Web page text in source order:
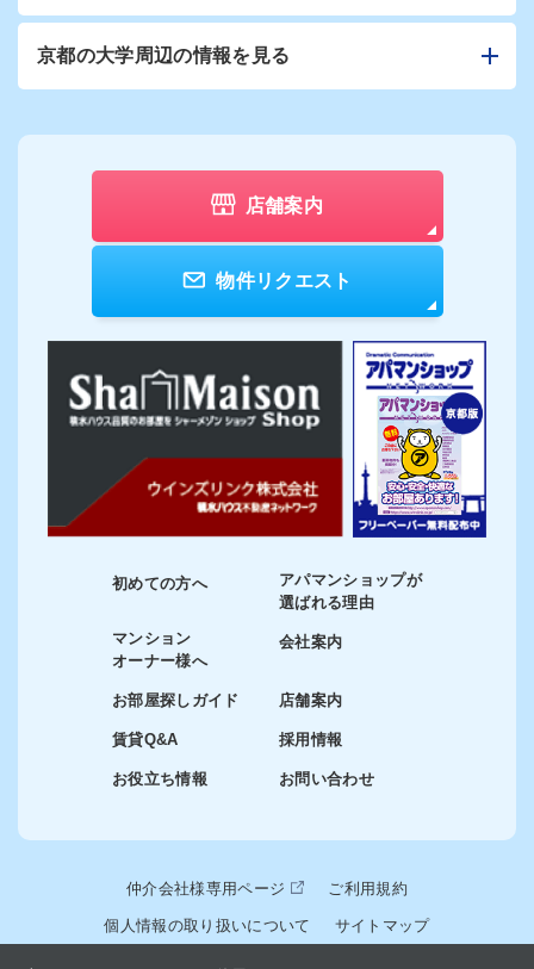
京都の大学周辺の情報を見る
店舗案内
物件リクエスト
初めての方へ
マンション
オーナー様へ
お部屋探しガイド
賃貸Q&A
お役立ち情報
アパマンショップが
選ばれる理由
会社案内
店舗案内
採用情報
お問い合わせ
仲介会社様専用ページ ご利用規約
個人情報の取り扱いについて サイトマップ